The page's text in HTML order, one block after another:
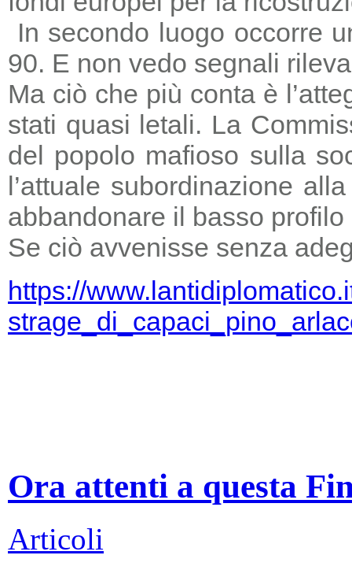
In secondo luogo occorre
90. E non vedo segnali
Ma ciò che più conta è
stati quasi letali. La
del popolo mafioso sulla
l’attuale subordinazione
abbandonare il basso
Se ciò avvenisse senza
https://
Ora attenti a questa
Articoli